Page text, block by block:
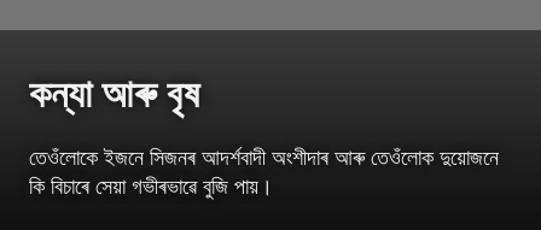
কন্যা আৰু বৃষ
তেওঁলোকে ইজনে সিজনৰ আদৰ্শবাদী অংশীদাৰ আৰু তেওঁলোক দুয়োজনে
কি বিচাৰে সেয়া গভীৰভাৱে বুজি পায়।